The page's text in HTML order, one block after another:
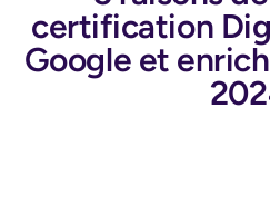
certification
Google et